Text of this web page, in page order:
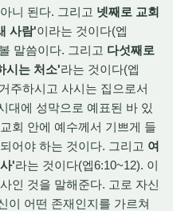
니 된다. 그리고 넷째로 교회
사람'이라는 것이다(엡
말씀이다. 그리고 다섯째로
시는 처소'라는 것이다(엡
주하시고 사시는 집으로서
대에 성막으로 예표된 바 있
회 안에 예수께서 기쁘게 들
어야 하는 것이다. 그리고 여
'라는 것이다(엡6:10~12). 이
인 것을 말해준다. 고로 자신
이 어떤 존재인지를 가르쳐